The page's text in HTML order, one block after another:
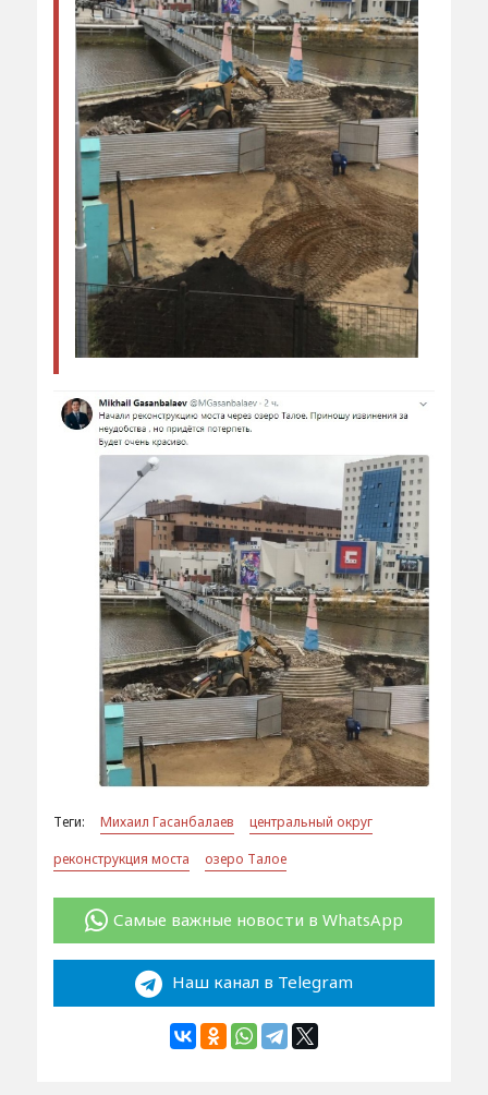
Теги: Михаил Гасанбалаев
центральный округ
реконструкция моста
озеро Талое
Самые важные новости в WhatsApp
Наш канал в Telegram